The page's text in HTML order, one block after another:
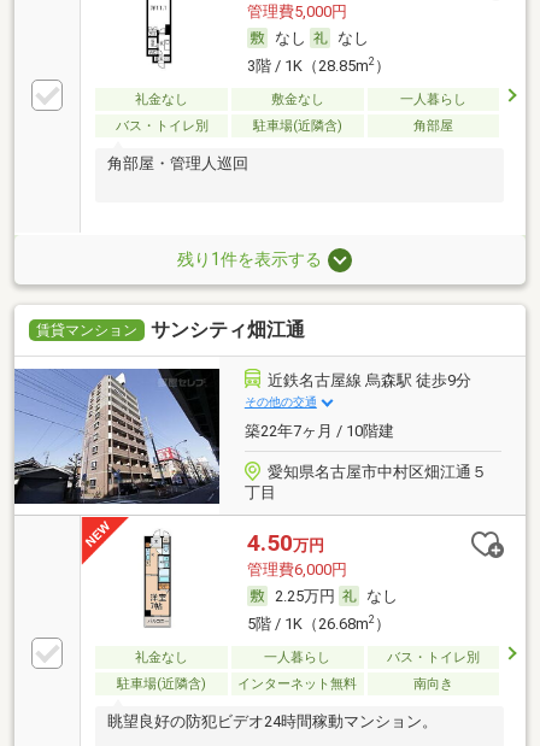
管理費5,000円
なし
なし
3階 / 1K（28.85m2）
礼金なし 敷金なし
一人暮らし
バス・トイレ別
駐車場(近隣含) 角部屋
角部屋・管理人巡回
残り1件を表示する
賃貸マンション サンシティ畑江通
近鉄名古屋線 烏森駅 徒歩9分
その他の交通
築22年7ヶ月 / 10階建
愛知県名古屋市中村区畑江通５
丁目
4.50万円
管理費6,000円
2.25万円
なし
5階 / 1K（26.68m2）
礼金なし 一人暮らし
バス・トイレ別
駐車場(近隣含)
インターネット無料 南向き
眺望良好の防犯ビデオ24時間稼動マンション。